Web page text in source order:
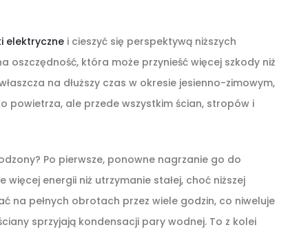
elektryczne i cieszyć się perspektywą niższych
która może przynieść więcej szkody niż
na dłuższy czas w okresie jesienno-zimowym,
powietrza, ale przede wszystkim ścian, stropów i
Po pierwsze, ponowne nagrzanie go do
energii niż utrzymanie stałej, choć niższej
na pełnych obrotach przez wiele godzin, co niweluje
sprzyjają kondensacji pary wodnej. To z kolei